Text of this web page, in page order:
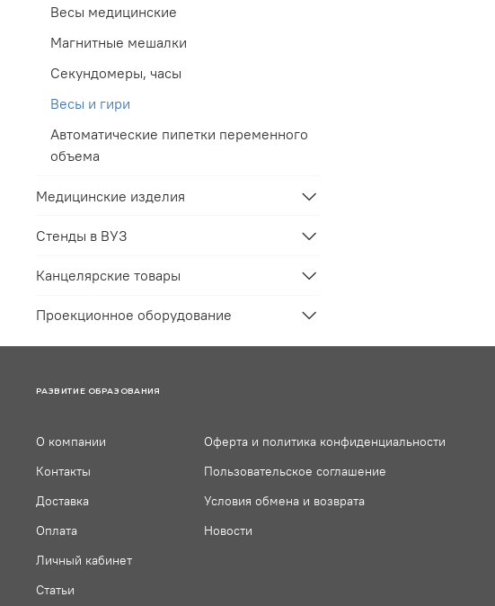
Весы медицинские
Магнитные мешалки
Секундомеры, часы
Весы и гири
Автоматические пипетки переменного
объема
Медицинские изделия
Стенды в ВУЗ
Канцелярские товары
Проекционное оборудование
РАЗВИТИЕ ОБРАЗОВАНИЯ
О компании
Контакты
Доставка
Оплата
Личный кабинет
Статьи
Оферта и политика конфиденциальности
Пользовательское соглашение
Условия обмена и возврата
Новости